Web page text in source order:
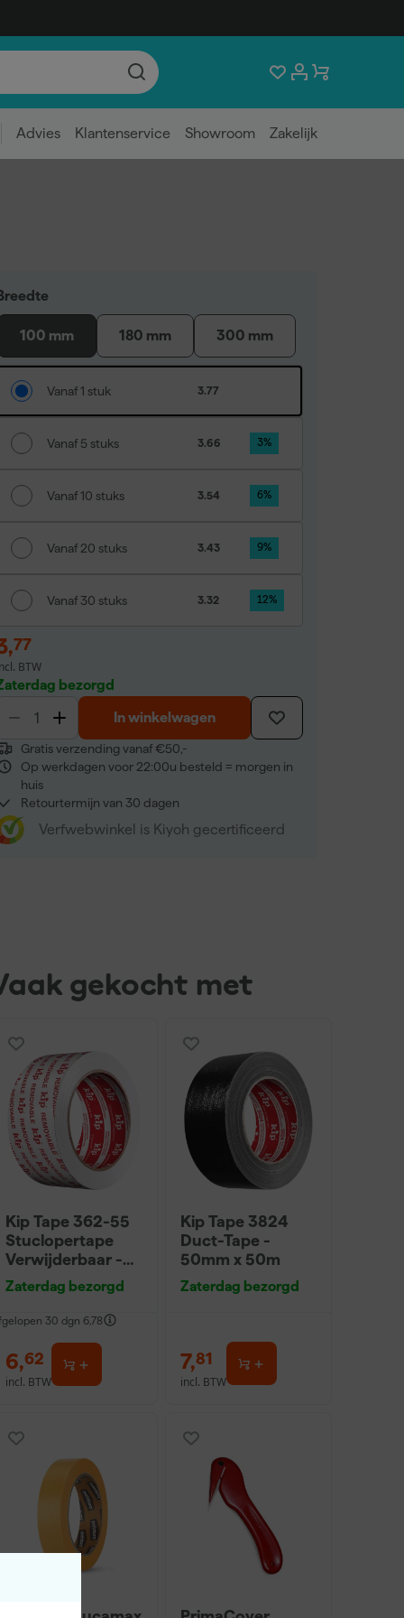
Advies Klantenservice Showroom Zakelijk
100 mm 180 mm 300 mm
Vanaf 1 stuk 3.77
Vanaf 5 stuks 3.66 3%
Vanaf 10 stuks 3.54 6%
Vanaf 20 stuks 3.43 9%
Vanaf 30 stuks 3.32 12%
,77
BTW
bezorgd
In winkelwagen
Gratis verzending vanaf €50,-
Op werkdagen voor 22:00u besteld = morgen in
huis
Retourtermijn van 30 dagen
Verfwebwinkel is Kiyoh gecertificeerd
gekocht met
Kip Tape 362-55
Stuclopertape
Verwijderbaar -
50mm x 30m
Zaterdag bezorgd
30 dgn 6,78
6,62
incl. BTW
Kip Tape 3824
Duct-Tape -
50mm x 50m
Zaterdag bezorgd
7,81
incl. BTW